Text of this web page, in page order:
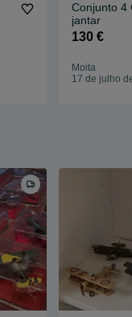
Conjunto 4
jantar
130 €
Moita
17 de julho